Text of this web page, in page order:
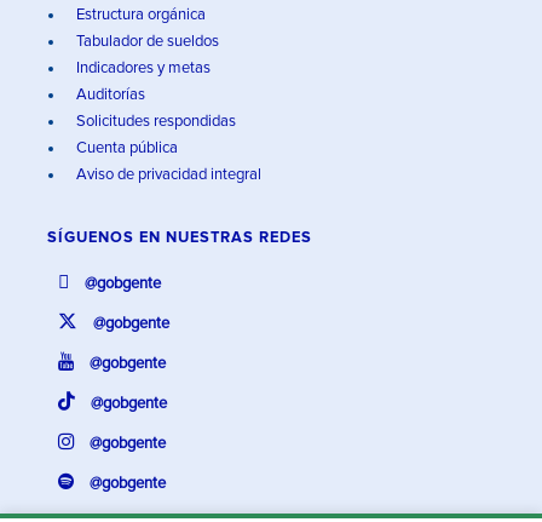
Estructura orgánica
Tabulador de sueldos
Indicadores y metas
Auditorías
Solicitudes respondidas
Cuenta pública
Aviso de privacidad integral
SÍGUENOS EN NUESTRAS REDES
@gobgente
@gobgente
@gobgente
@gobgente
@gobgente
@gobgente